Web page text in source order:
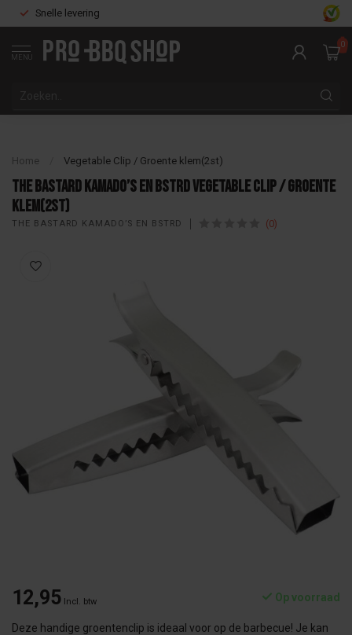
Snelle levering
MENU
0
Home Vegetable Clip / Groente klem(2st)
The Bastard kamado’s en BSTRD Vegetable Clip / Groente
klem(2st)
THE BASTARD KAMADO’S EN BSTRD (0)
12,95 Incl. btw Op voorraad
Deze handige groentenclip is ideaal voor op de barbecue! Je kan